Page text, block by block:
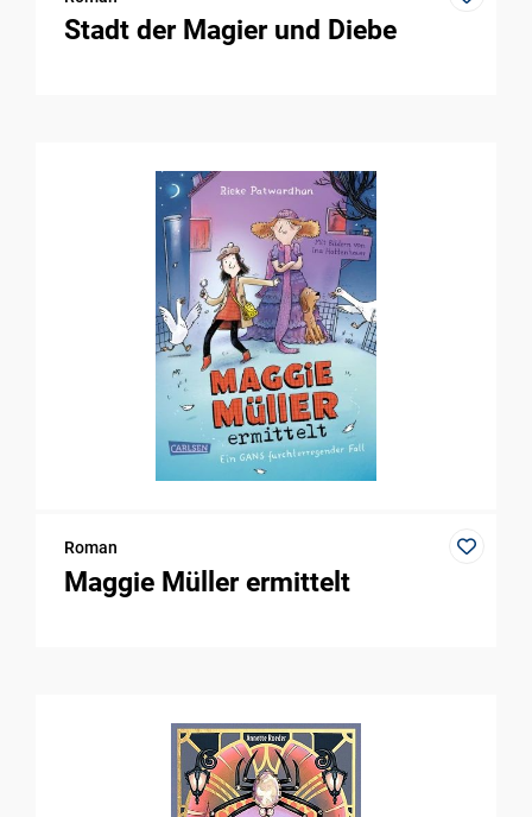
Stadt der Magier und Diebe
Roman
Maggie Müller ermittelt